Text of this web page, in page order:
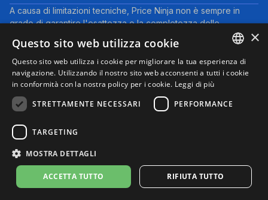
A causa di limitazioni tecniche, Price Ninja non è sempre in
grado di garantire l'esattezza o la completezza delle
informazioni fornite dai negozi. Pertanto, a causa della natura
delle attività di Price Ninja, in caso di divergenze tra le
informazioni visualizzate su Price Ninja e quelle presenti sul
sito web del negozio, faranno fede queste ultime. I prezzi
indicati includono tutte le tasse, ad eccezione dei veicoli nuovi
(prezzi IVA inclusa, escluse spese di spedizione).
Questo sito partecipa al Programma Partner di eBay. Potremmo
ricevere una commissione per gli acquisti idonei effettuati
tramite i link presenti su questa pagina.
© 2025 Performyze - P.IVA 06681730484
Condizioni d'uso Preferenze cookie
ENGLISH
×
Questo sito web utilizza cookie
Questo sito web utilizza i cookie per migliorare la tua esperienza di
navigazione. Utilizzando il nostro sito web acconsenti a tutti i cookie
in conformità con la nostra policy per i cookie. Leggi di più
STRETTAMENTE NECESSARI
PERFORMANCE
TARGETING
MOSTRA DETTAGLI
ACCETTA TUTTO RIFIUTA TUTTO